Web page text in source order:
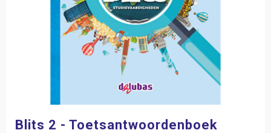
Blits 2 - Toetsantwoordenboek